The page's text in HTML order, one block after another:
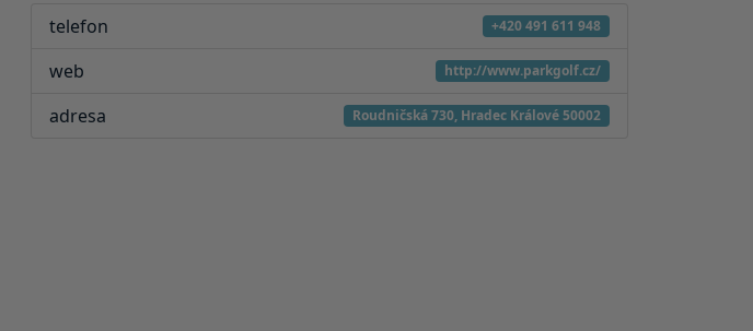
telefon +420 491 611 948
web http://www.parkgolf.cz/
adresa Roudničská 730, Hradec Králové 50002